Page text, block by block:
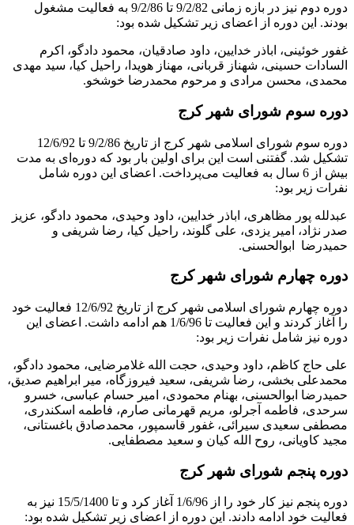
دوره دوم نیز در بازه زمانی 9/2/82 تا 9/2/86 به فعالیت مشغول
بودند. این دوره از اعضای زیر تشکیل شده بود:
غفور خوئینی، اباذر خدایین، داود صادقیان، محمود دادگو، اکرم
السادات حسینی، شهناز قربانی، مهناز هویدا، راحیل کیا، سید مهدی
محمدی، محسن مرادی و مرحوم محمدرضا خوشخو.
دوره سوم شورای شهر کرج
دوره سوم شورای اسلامی شهر کرج از تاریخ 9/2/86 تا 12/6/92
تشکیل شد. گفتنی است این برای اولین بار بود که دوره‌ای به مدت
بیش از 6 سال به فعالیت می‌پرداخت. اعضای این دوره شامل
نفرات زیر بود:
عبدلله پور مظاهری، اباذر خدایین، داود وحیدی، محمود دادگو، عزیز
صدر نژاد، امیر یزدی، علی گلوند، راحیل کیا، رضا شریفی و
حمیدرضا ابوالحسنی.
دوره چهارم شورای شهر کرج
دوره چهارم شورای اسلامی شهر کرج از تاریخ 12/6/92 فعالیت خود
را آغاز کردند و این فعالیت تا 1/6/96 هم ادامه داشت. اعضای این
دوره نیز شامل نفرات زیر بود:
علی حاج کاظم، داود وحیدی، حجت الله غلامرضایی، محمود دادگو،
محمدعلی بخشی، رضا شریفی، سعید فیروزگاه، میر ابراهیم صدیق،
حمیدرضا ابوالحسنی، بهنام محمودی، امیر حسام عباسی، خسرو
سرحدی، فاطمه آجرلو، مریم قهرمانی صارم، فاطمه اسکندری،
مصطفی سعیدی سیرائی، غفور قاسمپور، محمدصادق باغستانی،
مجید کاویانی، روح الله کیان و سعید مصطفایی.
دوره پنجم شورای شهر کرج
دوره پنجم نیز کار خود را از 1/6/96 آغاز کرد و تا 15/5/1400 نیز به
فعالیت خود ادامه دادند. این دوره از اعضای زیر تشکیل شده بود: